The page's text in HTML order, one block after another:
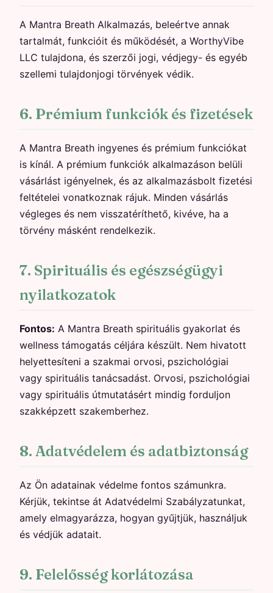
A Mantra Breath Alkalmazás, beleértve annak
tartalmát, funkcióit és működését, a WorthyVibe
LLC tulajdona, és szerzői jogi, védjegy- és egyéb
szellemi tulajdonjogi törvények védik.
6. Prémium funkciók és fizetések
A Mantra Breath ingyenes és prémium funkciókat
is kínál. A prémium funkciók alkalmazáson belüli
vásárlást igényelnek, és az alkalmazásbolt fizetési
feltételei vonatkoznak rájuk. Minden vásárlás
végleges és nem visszatéríthető, kivéve, ha a
törvény másként rendelkezik.
7. Spirituális és egészségügyi
nyilatkozatok
Fontos: A Mantra Breath spirituális gyakorlat és
wellness támogatás céljára készült. Nem hivatott
helyettesíteni a szakmai orvosi, pszichológiai
vagy spirituális tanácsadást. Orvosi, pszichológiai
vagy spirituális útmutatásért mindig forduljon
szakképzett szakemberhez.
8. Adatvédelem és adatbiztonság
Az Ön adatainak védelme fontos számunkra.
Kérjük, tekintse át Adatvédelmi Szabályzatunkat,
amely elmagyarázza, hogyan gyűjtjük, használjuk
és védjük adatait.
9. Felelősség korlátozása